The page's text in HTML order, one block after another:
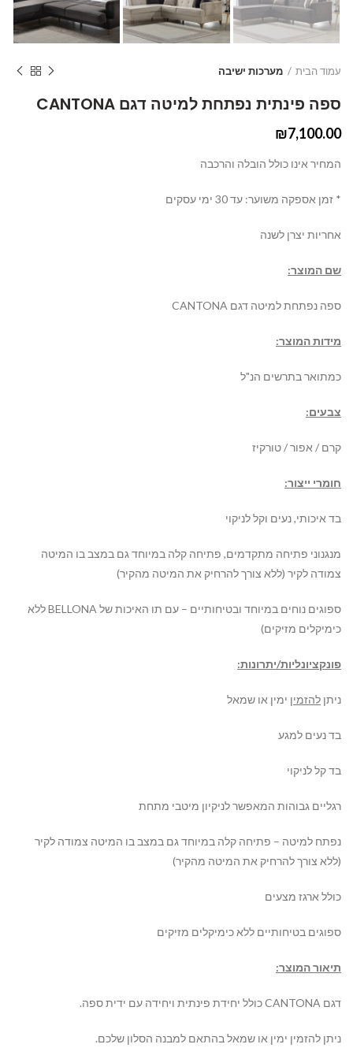
עמוד הבית מערכות ישיבה
ספה פינתית נפתחת למיטה דגם CANTONA
₪7,100.00
המחיר אינו כולל הובלה והרכבה
* זמן אספקה משוער: עד 30 ימי עסקים
אחריות יצרן לשנה
שם המוצר:
ספה נפתחת למיטה דגם CANTONA
מידות המוצר:
כמתואר בתרשים הנ"ל
צבעים:
קרם / אפור / טורקיז
חומרי ייצור:
בד איכותי, נעים וקל לניקוי
מנגנוני פתיחה מתקדמים, פתיחה קלה במיוחד גם במצב בו המיטה
צמודה לקיר (ללא צורך להרחיק את המיטה מהקיר)
ספוגים נוחים במיוחד ובטיחותיים – עם תו האיכות של BELLONAללא
כימיקלים מזיקים)
פונקציונליות/יתרונות:
ניתן להזמין ימין או שמאל
בד נעים למגע
בד קל לניקוי
רגליים גבוהות המאפשר לניקיון מיטבי מתחת
נפתח למיטה – פתיחה קלה במיוחד גם במצב בו המיטה צמודה לקיר
(ללא צורך להרחיק את המיטה מהקיר)
כולל ארגז מצעים
ספוגים בטיחותיים ללא כימיקלים מזיקים
תיאור המוצר:
דגם CANTONAכולל יחידת פינתית ויחידה עם ידית ספה.
ניתן להזמין ימין או שמאל בהתאם למבנה הסלון שלכם.